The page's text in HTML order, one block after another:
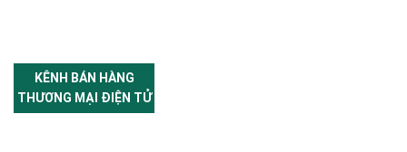
KÊNH BÁN HÀNG
THƯƠNG MẠI ĐIỆN TỬ